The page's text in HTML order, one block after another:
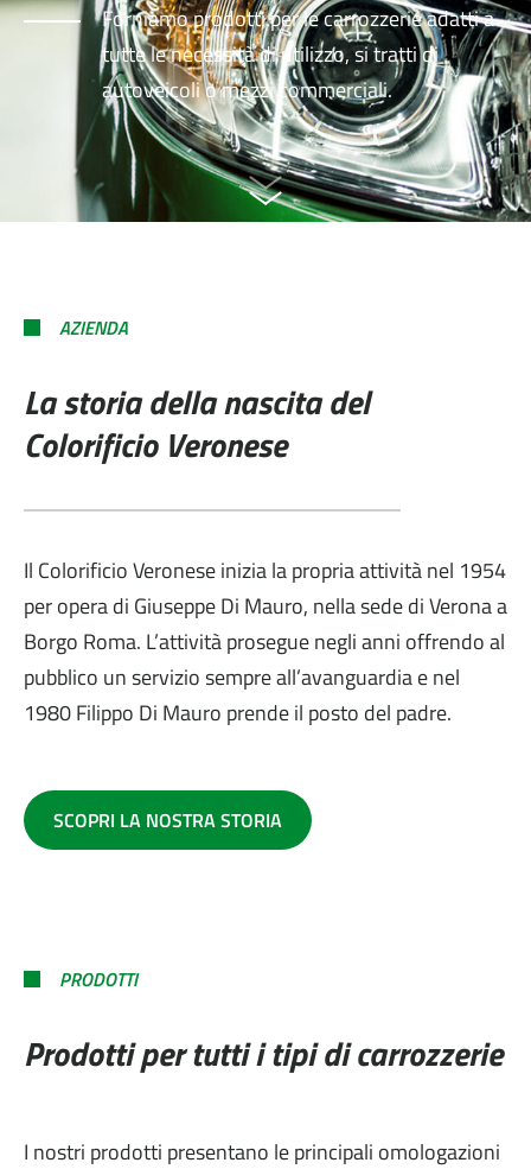
Forniamo prodotti per le carrozzerie adatti a
tutte le necessità di utilizzo, si tratti di
autoveicoli o mezzi commerciali.
AZIENDA
La storia della nascita del
Colorificio Veronese
Il Colorificio Veronese inizia la propria attività nel 1954
per opera di Giuseppe Di Mauro, nella sede di Verona a
Borgo Roma. L’attività prosegue negli anni offrendo al
pubblico un servizio sempre all’avanguardia e nel
1980 Filippo Di Mauro prende il posto del padre.
SCOPRI LA NOSTRA STORIA
PRODOTTI
Prodotti per tutti i tipi di carrozzerie
I nostri prodotti presentano le principali omologazioni